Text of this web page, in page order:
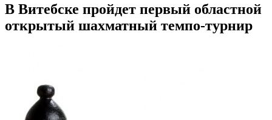
В Витебске пройдет первый областной
открытый шахматный темпо-турнир